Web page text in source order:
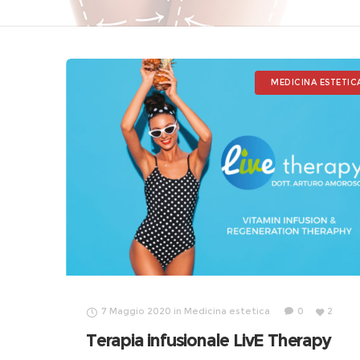
MEDICINA
7 Maggio 2020 in Medicina estetica 0 2
Terapia infusionale LivE Therapy